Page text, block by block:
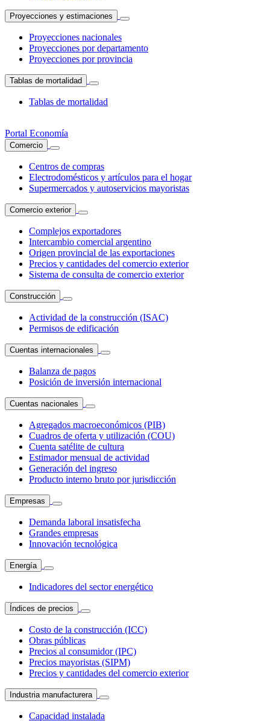
Proyecciones y estimaciones
Proyecciones nacionales
Proyecciones por departamento
Proyecciones por provincia
Tablas de mortalidad
Tablas de mortalidad
Portal Economía
Comercio
Centros de compras
Electrodomésticos y artículos para el hogar
Supermercados y autoservicios mayoristas
Comercio exterior
Complejos exportadores
Intercambio comercial argentino
Origen provincial de las exportaciones
Precios y cantidades del comercio exterior
Sistema de consulta de comercio exterior
Construcción
Actividad de la construcción (ISAC)
Permisos de edificación
Cuentas internacionales
Balanza de pagos
Posición de inversión internacional
Cuentas nacionales
Agregados macroeconómicos (PIB)
Cuadros de oferta y utilización (COU)
Cuenta satélite de cultura
Estimador mensual de actividad
Generación del ingreso
Producto interno bruto por jurisdicción
Empresas
Demanda laboral insatisfecha
Grandes empresas
Innovación tecnológica
Energía
Indicadores del sector energético
Índices de precios
Costo de la construcción (ICC)
Obras públicas
Precios al consumidor (IPC)
Precios mayoristas (SIPM)
Precios y cantidades del comercio exterior
Industria manufacturera
Capacidad instalada